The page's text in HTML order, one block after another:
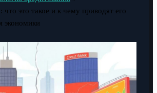
это такое и к чему приводят его
экономики